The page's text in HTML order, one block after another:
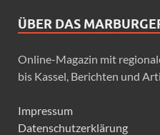
ÜBER DAS
Online-Magazin mit
bis Kassel, Berichten und
Impressum
Datenschutzerklärung